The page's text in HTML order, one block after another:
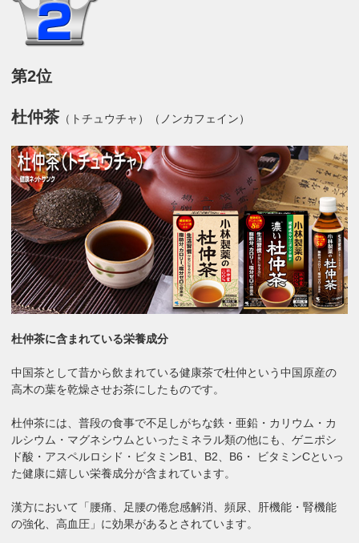
第2位
杜仲茶 （トチュウチャ）（ノンカフェイン）
杜仲茶に含まれている栄養成分
中国茶として昔から飲まれている健康茶で杜仲という中国原産の
高木の葉を乾燥させお茶にしたものです。
杜仲茶には、普段の食事で不足しがちな鉄・亜鉛・カリウム・カ
ルシウム・マグネシウムといったミネラル類の他にも、ゲニポシ
ド酸・アスペルロシド・ビタミンB1、B2、B6・ ビタミンCといっ
た健康に嬉しい栄養成分が含まれています。
漢方において「腰痛、足腰の倦怠感解消、頻尿、肝機能・腎機能
の強化、高血圧」に効果があるとされています。